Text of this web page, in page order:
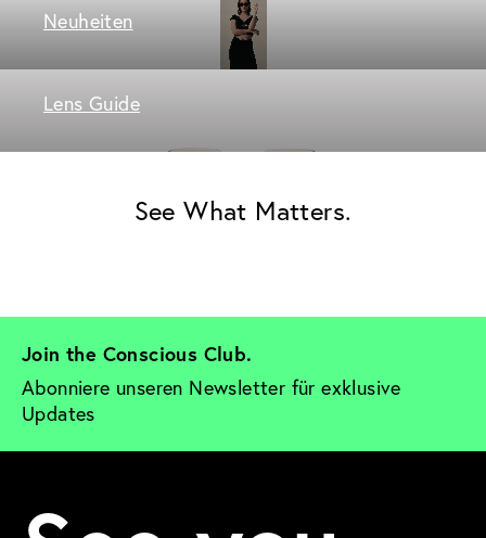
Neuheiten
Lens Guide
See What Matters.
Join the Conscious Club.
Abonniere unseren Newsletter für exklusive
Updates